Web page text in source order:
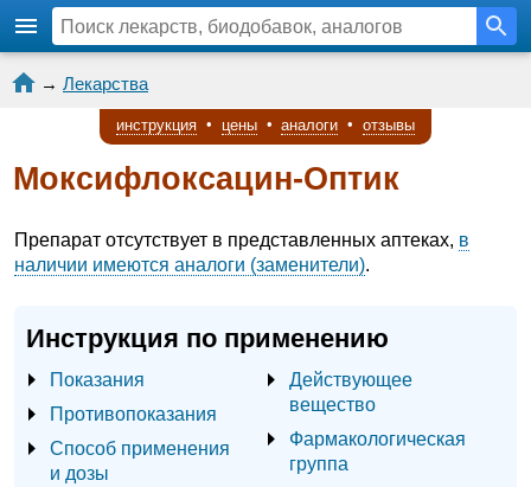
→ Лекарства
инструкция • цены • аналоги • отзывы
Моксифлоксацин-Оптик
Препарат отсутствует в представленных аптеках, в
наличии имеются аналоги (заменители).
Инструкция по применению
Показания
Противопоказания
Способ применения
и дозы
Действующее
вещество
Фармакологическая
группа